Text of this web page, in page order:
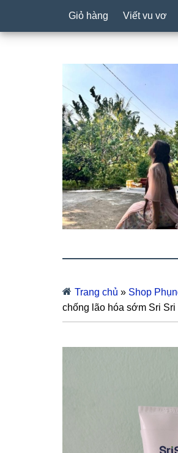
Giỏ hàng Viết vu vơ
Trang chủ » Shop
chống lão hóa sớm Sri